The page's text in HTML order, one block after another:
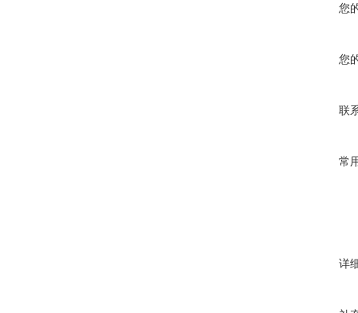
您
您
联
常
详